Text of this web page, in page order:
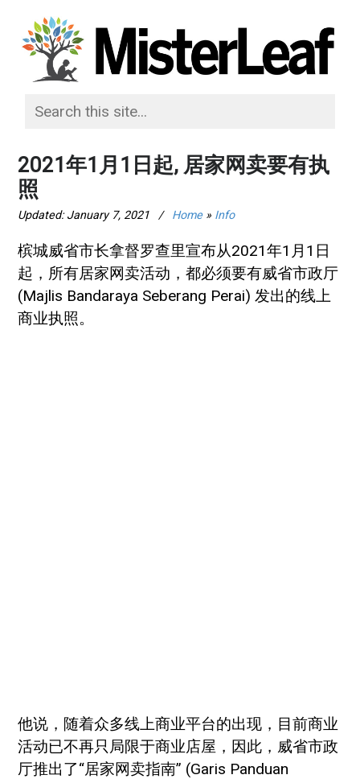
2021年1月1日起, 居家网卖要有执
照
Updated: January 7, 2021 / Home» Info
槟城威省市长拿督罗查里宣布从2021年1月1日
起，所有居家网卖活动，都必须要有威省市政厅
(Majlis Bandaraya Seberang Perai) 发出的线上
商业执照。
他说，随着众多线上商业平台的出现，目前商业
活动已不再只局限于商业店屋，因此，威省市政
厅推出了“居家网卖指南” (Garis Panduan